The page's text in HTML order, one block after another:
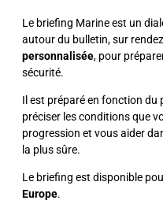
Le briefing Marine est un
autour du bulletin, sur
personnalisée, pour
sécurité.
Il est préparé en fonction du
préciser les conditions que
progression et vous aider
la plus sûre.
Le briefing est disponible
Europe.